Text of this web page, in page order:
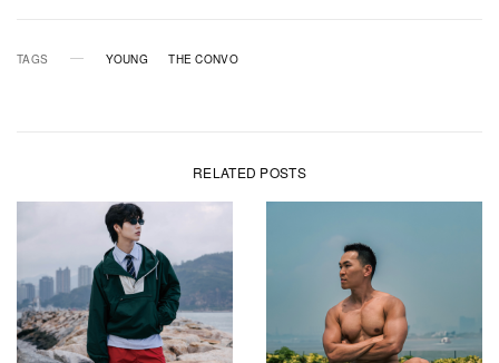
TAGS YOUNG THE CONVO
RELATED POSTS